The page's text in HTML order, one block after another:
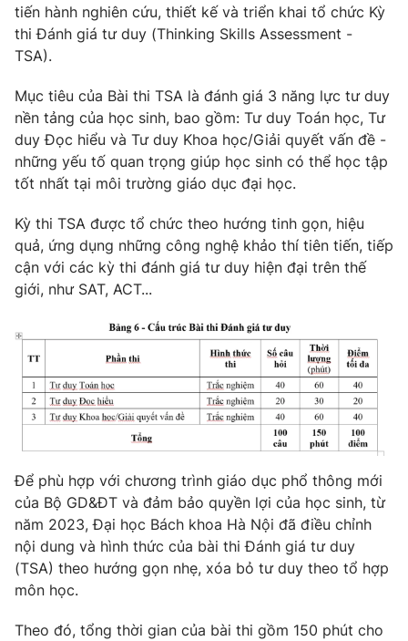
tiến hành nghiên cứu, thiết kế và triển khai tổ chức Kỳ
thi Đánh giá tư duy (Thinking Skills Assessment -
TSA).
Mục tiêu của Bài thi TSA là đánh giá 3 năng lực tư duy
nền tảng của học sinh, bao gồm: Tư duy Toán học, Tư
duy Đọc hiểu và Tư duy Khoa học/Giải quyết vấn đề -
những yếu tố quan trọng giúp học sinh có thể học tập
tốt nhất tại môi trường giáo dục đại học.
Kỳ thi TSA được tổ chức theo hướng tinh gọn, hiệu
quả, ứng dụng những công nghệ khảo thí tiên tiến, tiếp
cận với các kỳ thi đánh giá tư duy hiện đại trên thế
giới, như SAT, ACT...
Để phù hợp với chương trình giáo dục phổ thông mới
của Bộ GD&ĐT và đảm bảo quyền lợi của học sinh, từ
năm 2023, Đại học Bách khoa Hà Nội đã điều chỉnh
nội dung và hình thức của bài thi Đánh giá tư duy
(TSA) theo hướng gọn nhẹ, xóa bỏ tư duy theo tổ hợp
môn học.
Theo đó, tổng thời gian của bài thi gồm 150 phút cho